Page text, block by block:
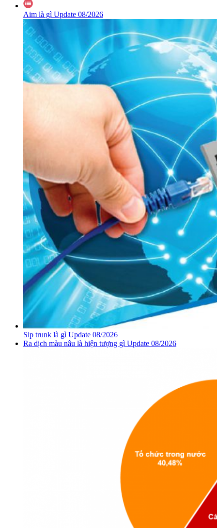
Aim là gì Update 08/2026
Sip trunk là gì Update 08/2026
Ra dịch màu nâu là hiện tượng gì Update 08/2026